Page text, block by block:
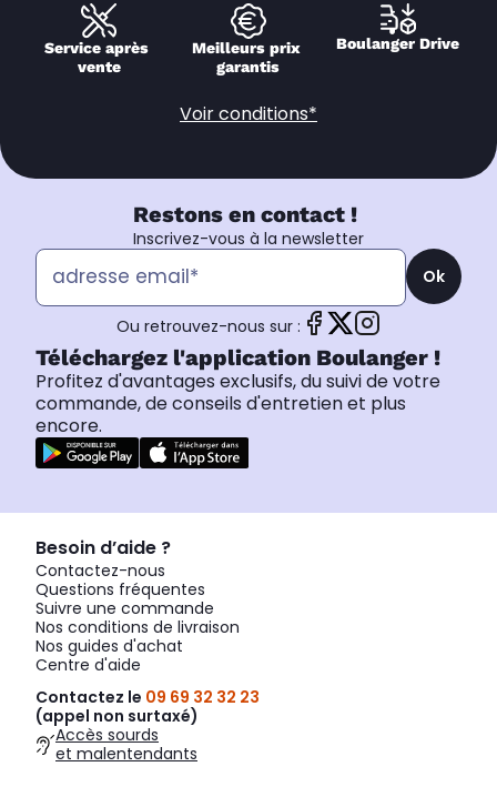
Service après
vente
Meilleurs prix
garantis
Boulanger Drive
Voir conditions*
Restons en contact !
Inscrivez-vous à la newsletter
Ok
Ou retrouvez-nous sur :
Téléchargez l'application Boulanger !
Profitez d'avantages exclusifs, du suivi de votre
commande, de conseils d'entretien et plus
encore.
Besoin d’aide ?
Contactez-nous
Questions fréquentes
Suivre une commande
Nos conditions de livraison
Nos guides d'achat
Centre d'aide
Contactez le 09 69 32 32 23
(appel non surtaxé)
Accès sourds
et malentendants